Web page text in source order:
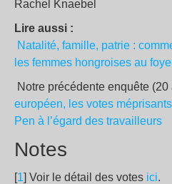
Rachel Knaebel
Lire aussi :
Natalité, famille, patrie :
les femmes hongroises au
Notre précédente enquête (20
européen, les votes
Pen à l’égard des travailleurs
Notes
[1] Voir le détail des votes ici.